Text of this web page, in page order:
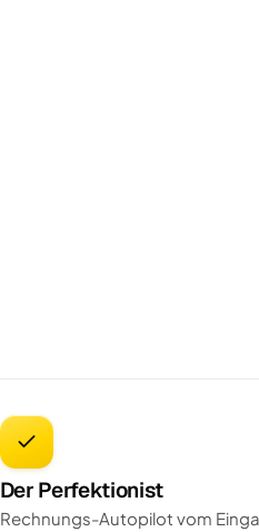
Der Perfektionist
Rechnungs-Autopilot vom